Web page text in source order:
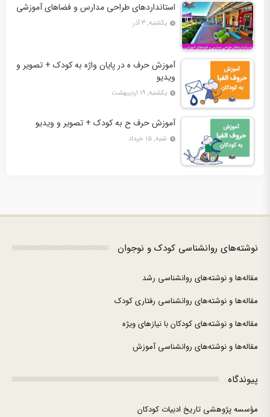
استانداردهای طراحی مدارس و فضاهای آموزشی
یکشنبه, ۳ آذر
آموزش حرف ه در پایان واژه به کودک + تصویر و
ویدیو
یکشنبه, ۱۹ اردیبهشت
آموزش حرف ح به کودک + تصویر و ویدیو
شنبه, ۱۵ خرداد
نوشته‌های روانشناسی کودک و نوجوان
مقاله‌ها و نوشته‌های روانشناسی رشد
مقاله‌ها و نوشته‌های روانشناسی رفتاری کودک
مقاله‌ها و نوشته‌های کودکان با نیازهای ویژه
مقاله‌ها و نوشته‌های روانشناسی آموزش
پیوندگاه
مؤسسه پژوهشی تاریخ ادبیات کودکان